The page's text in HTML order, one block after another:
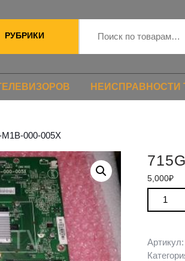
РУБРИКИ
НЕИСПРАВНОСТИ
000-005X
5,000₽
Артикул: